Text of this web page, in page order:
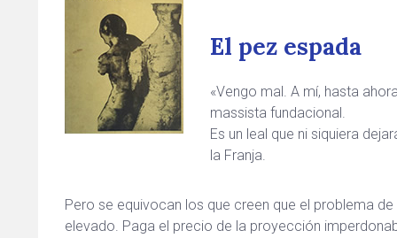
El pez espada
«Vengo mal. A mí, hasta
massista fundacional.
Es un leal que ni siquiera
la Franja.
Pero se equivocan los que creen que el problema
elevado. Paga el precio de la proyección